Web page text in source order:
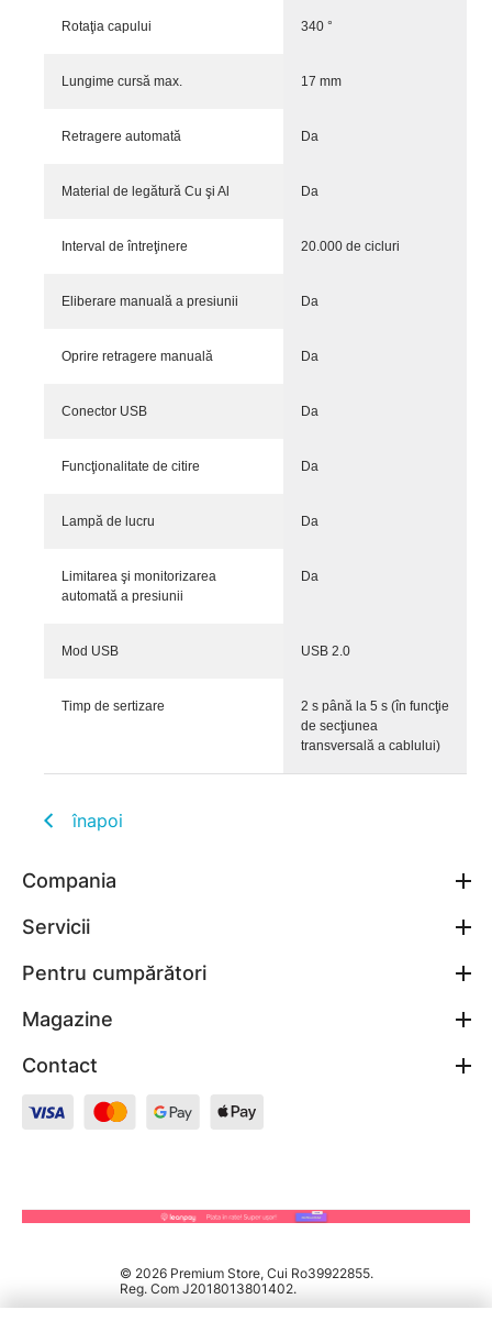
Rotaţia capului 340 °
Lungime cursă max. 17 mm
Retragere automată Da
Material de legătură Cu şi Al Da
Interval de întreţinere 20.000 de cicluri
Eliberare manuală a presiunii Da
Oprire retragere manuală Da
Conector USB Da
Funcţionalitate de citire Da
Lampă de lucru Da
Limitarea şi monitorizarea
automată a presiunii
Da
Mod USB USB 2.0
Timp de sertizare
2 s până la 5 s (în funcţie
de secţiunea
transversală a cablului)
înapoi
Compania
Servicii
Pentru cumpărători
Magazine
Contact
© 2026 Premium Store, Cui Ro39922855.
Reg. Com J2018013801402.